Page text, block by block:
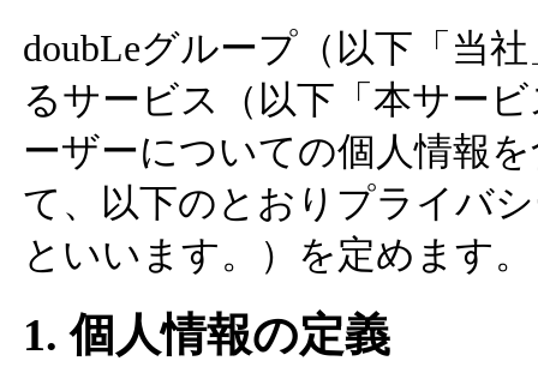
doubLeグループ（以下「当
るサービス（以下「本サー
ーザーについての個人情報
て、以下のとおりプライバ
といいます。）を定めます。
1. 個人情報の定義